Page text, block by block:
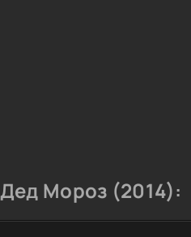
Мороз (2014):